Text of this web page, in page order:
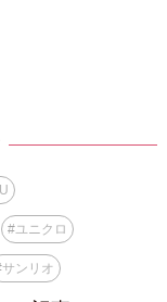
#ユニクロ
サンリオ